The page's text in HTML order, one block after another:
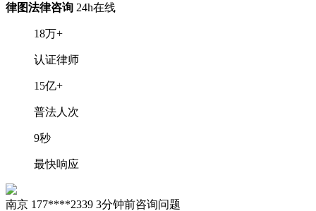
律图法律咨询 24h在线
18万+
认证律师
15亿+
普法人次
9秒
最快响应
南京 177****2339 3分钟前咨询问题